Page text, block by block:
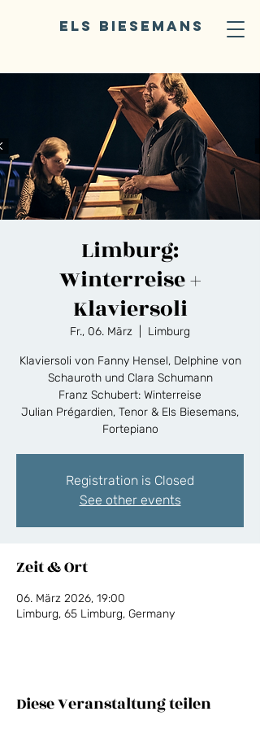
ELS BIESEMANS
Limburg:
Winterreise +
Klaviersoli
Fr., 06. März Limburg
Klaviersoli von Fanny Hensel, Delphine von
Schauroth und Clara Schumann
Franz Schubert: Winterreise
Julian Prégardien, Tenor & Els Biesemans,
Fortepiano
Registration is Closed
See other events
Zeit & Ort
06. März 2026, 19:00
Limburg, 65 Limburg, Germany
Diese Veranstaltung teilen